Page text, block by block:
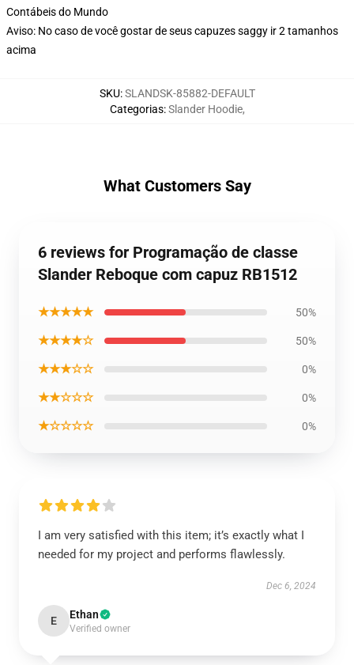
Contábeis do Mundo
Aviso: No caso de você gostar de seus capuzes saggy ir 2 tamanhos
acima
SKU:SLANDSK-85882-DEFAULT
Categorias:Slander Hoodie,
What Customers Say
6 reviews for Programação de classe
Slander Reboque com capuz RB1512
★★★★★ 50%
★★★★☆ 50%
★★★☆☆ 0%
★★☆☆☆ 0%
★☆☆☆☆ 0%
I am very satisfied with this item; it’s exactly what I
needed for my project and performs flawlessly.
Dec 6, 2024
E Ethan
Verified owner